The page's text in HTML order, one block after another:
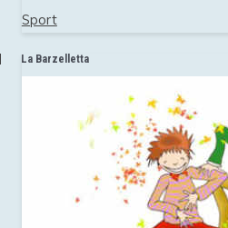
Sport
La Barzelletta